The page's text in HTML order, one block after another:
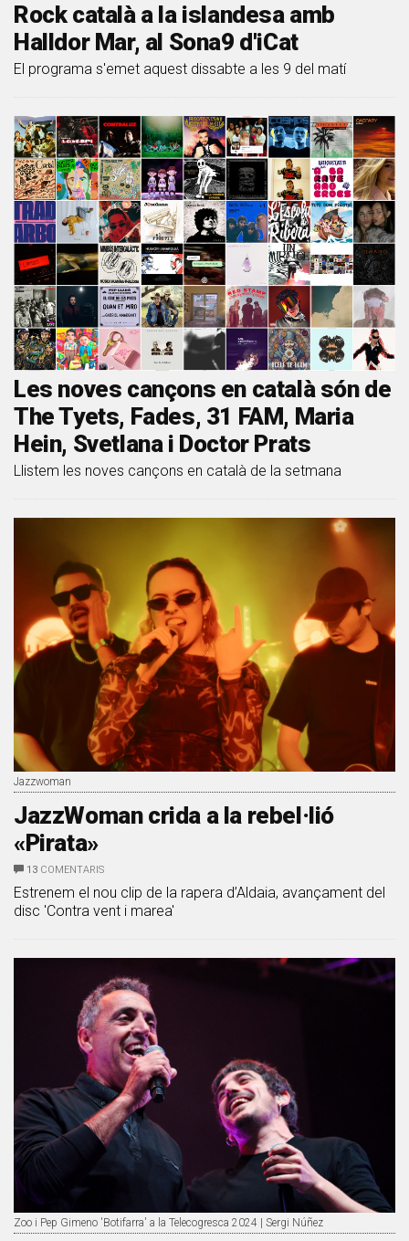
Rock català a la islandesa amb
Halldor Mar, al Sona9 d'iCat
El programa s'emet aquest dissabte a les 9 del matí
Les noves cançons en català són de
The Tyets, Fades, 31 FAM, Maria
Hein, Svetlana i Doctor Prats
Llistem les noves cançons en català de la setmana
Jazzwoman
​JazzWoman crida a la rebel·lió
«Pirata»
13 COMENTARIS
Estrenem el nou clip de la rapera d’Aldaia, avançament del
disc 'Contra vent i marea'
Zoo i Pep Gimeno 'Botifarra' a la Telecogresca 2024 | Sergi Núñez